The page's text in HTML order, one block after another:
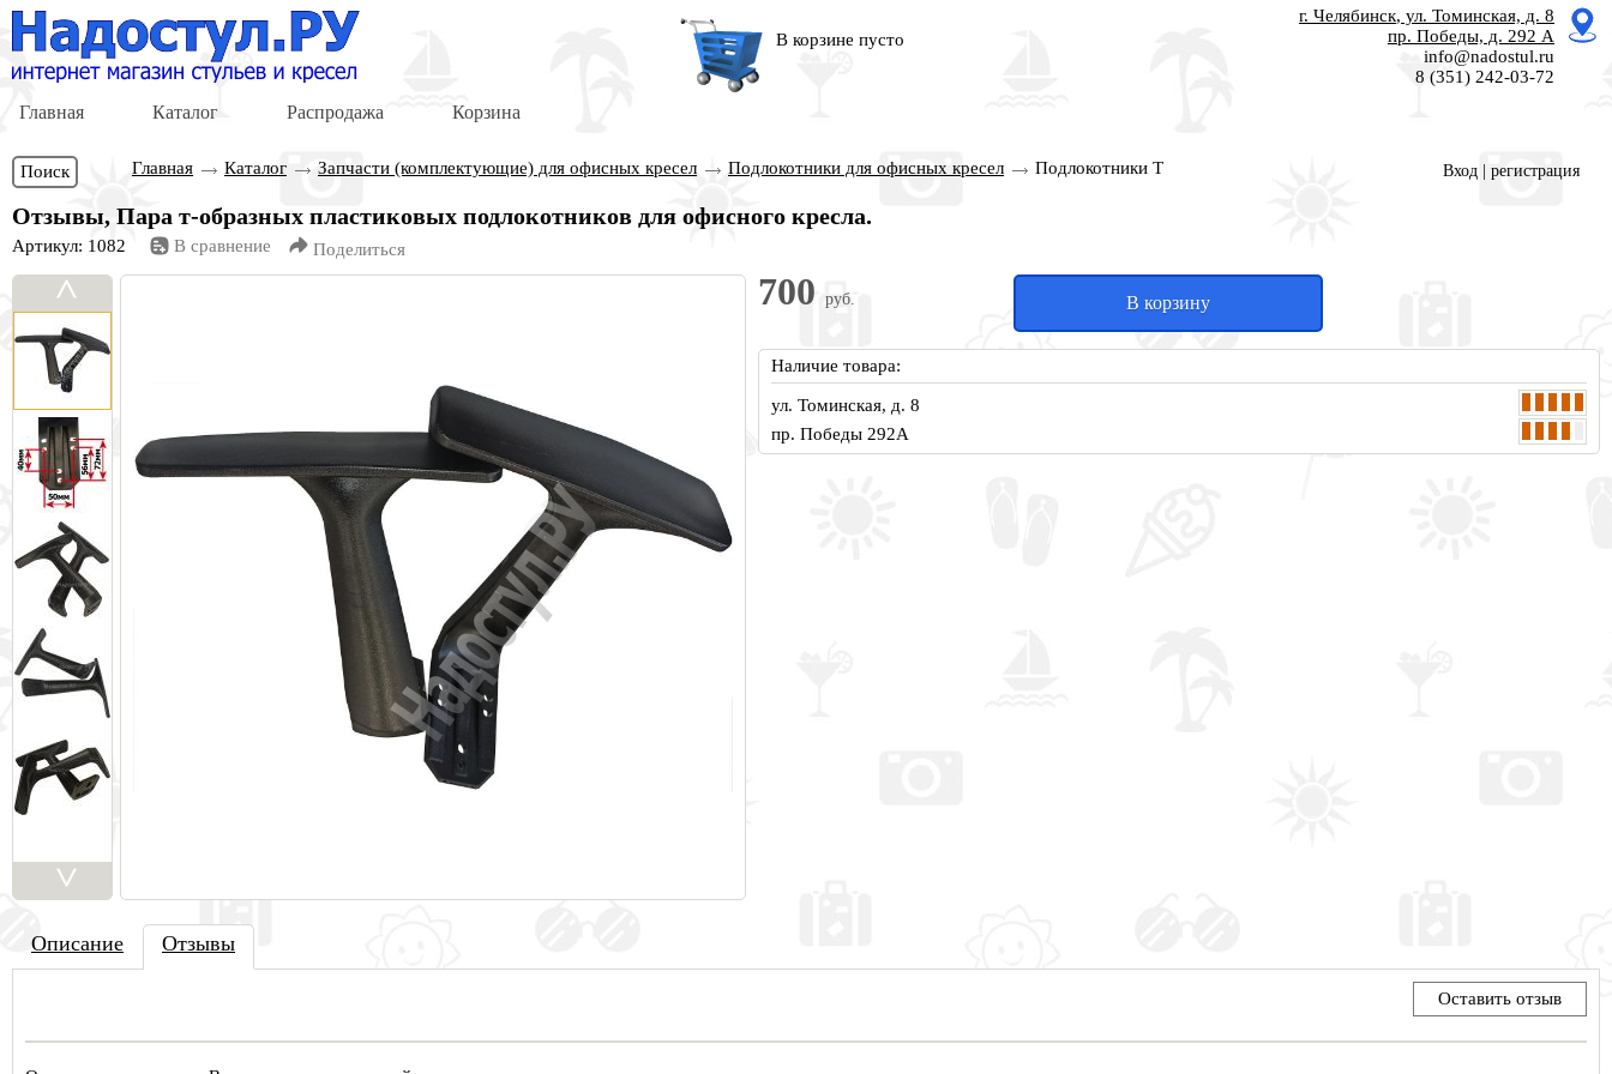
В корзине пусто
г. Челябинск, ул. Томинская, д. 8
пр. Победы, д. 292 А
info@nadostul.ru
8 (351) 242-03-72
Главная Каталог Распродажа Корзина
Поиск Вход регистрация
Главная Каталог Запчасти (комплектующие) для офисных кресел Подлокотники для офисных кресел Подлокотники Т
Отзывы, Пара т-образных пластиковых подлокотников для офисного кресла.
Артикул: 1082 В сравнение Поделиться
<
>
700 руб. В корзину
Наличие товара:
ул. Томинская, д. 8
пр. Победы 292А
Описание Отзывы
Оставить отзыв